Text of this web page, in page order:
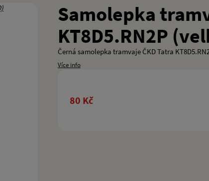
Samolepka
KT8D5.RN2P
Černá samolepka tramvaje ČKD Tatra
Více info
80 Kč